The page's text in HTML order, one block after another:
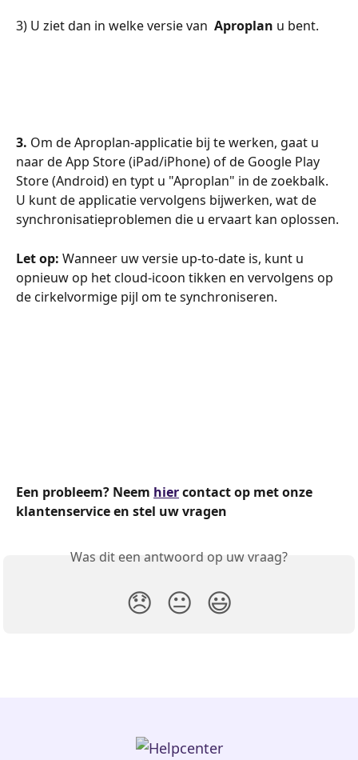
3) U ziet dan in welke versie van Aproplan u bent.
3. Om de Aproplan-applicatie bij te werken, gaat u
naar de App Store (iPad/iPhone) of de Google Play
Store (Android) en typt u "Aproplan" in de zoekbalk.
U kunt de applicatie vervolgens bijwerken, wat de
synchronisatieproblemen die u ervaart kan oplossen.
Let op: Wanneer uw versie up-to-date is, kunt u
opnieuw op het cloud-icoon tikken en vervolgens op
de cirkelvormige pijl om te synchroniseren.
Een probleem? Neem hier contact op met onze
klantenservice en stel uw vragen
Was dit een antwoord op uw vraag?
😞 😐 😃